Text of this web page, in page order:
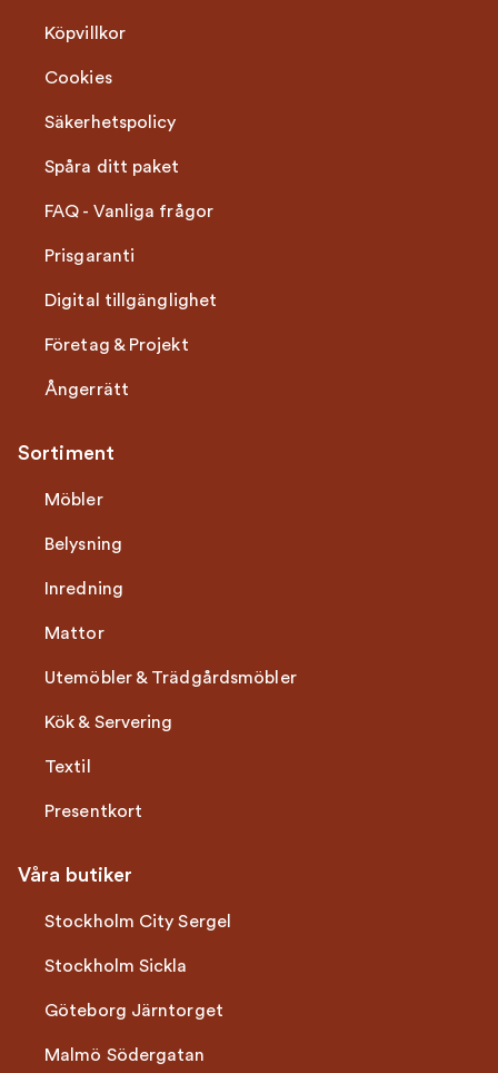
Köpvillkor
Cookies
Säkerhetspolicy
Spåra ditt paket
FAQ - Vanliga frågor
Prisgaranti
Digital tillgänglighet
Företag & Projekt
Ångerrätt
Sortiment
Möbler
Belysning
Inredning
Mattor
Utemöbler & Trädgårdsmöbler
Kök & Servering
Textil
Presentkort
Våra butiker
Stockholm City Sergel
Stockholm Sickla
Göteborg Järntorget
Malmö Södergatan